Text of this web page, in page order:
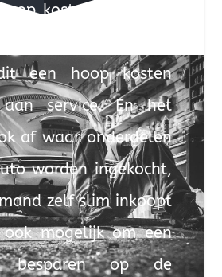
kosten. Wanneer
een hoop kosten
service. En het
af waar onderdelen
worden ingekocht,
zelf slim inkoopt
mogelijk om een
op de